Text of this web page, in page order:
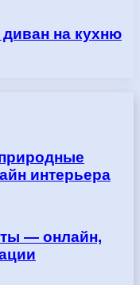
на кухню
интерьера
— онлайн,